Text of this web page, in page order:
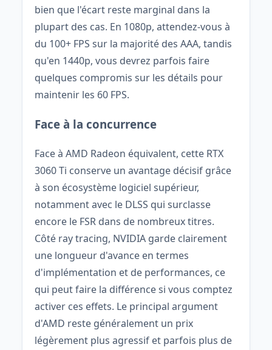
bien que l'écart reste marginal dans la
plupart des cas. En 1080p, attendez-vous à
du 100+ FPS sur la majorité des AAA, tandis
qu'en 1440p, vous devrez parfois faire
quelques compromis sur les détails pour
maintenir les 60 FPS.
Face à la concurrence
Face à AMD Radeon équivalent, cette RTX
3060 Ti conserve un avantage décisif grâce
à son écosystème logiciel supérieur,
notamment avec le DLSS qui surclasse
encore le FSR dans de nombreux titres.
Côté ray tracing, NVIDIA garde clairement
une longueur d'avance en termes
d'implémentation et de performances, ce
qui peut faire la différence si vous comptez
activer ces effets. Le principal argument
d'AMD reste généralement un prix
légèrement plus agressif et parfois plus de